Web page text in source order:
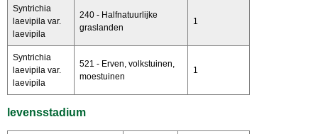
Syntrichia
laevipila var.
laevipila
240 - Halfnatuurlijke
graslanden
1
Syntrichia
laevipila var.
laevipila
521 - Erven, volkstuinen,
moestuinen
1
levensstadium